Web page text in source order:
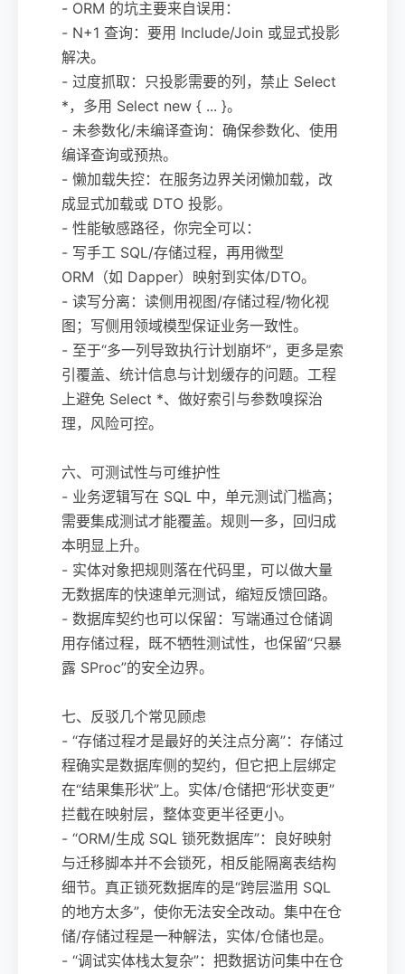
- ORM 的坑主要来自误用：
- N+1 查询：要用 Include/Join 或显式投影
解决。
- 过度抓取：只投影需要的列，禁止 Select
*，多用 Select new { ... }。
- 未参数化/未编译查询：确保参数化、使用
编译查询或预热。
- 懒加载失控：在服务边界关闭懒加载，改
成显式加载或 DTO 投影。
- 性能敏感路径，你完全可以：
- 写手工 SQL/存储过程，再用微型
ORM（如 Dapper）映射到实体/DTO。
- 读写分离：读侧用视图/存储过程/物化视
图；写侧用领域模型保证业务一致性。
- 至于“多一列导致执行计划崩坏”，更多是索
引覆盖、统计信息与计划缓存的问题。工程
上避免 Select *、做好索引与参数嗅探治
理，风险可控。
六、可测试性与可维护性
- 业务逻辑写在 SQL 中，单元测试门槛高；
需要集成测试才能覆盖。规则一多，回归成
本明显上升。
- 实体对象把规则落在代码里，可以做大量
无数据库的快速单元测试，缩短反馈回路。
- 数据库契约也可以保留：写端通过仓储调
用存储过程，既不牺牲测试性，也保留“只暴
露 SProc”的安全边界。
七、反驳几个常见顾虑
- “存储过程才是最好的关注点分离”：存储过
程确实是数据库侧的契约，但它把上层绑定
在“结果集形状”上。实体/仓储把“形状变更”
拦截在映射层，整体变更半径更小。
- “ORM/生成 SQL 锁死数据库”：良好映射
与迁移脚本并不会锁死，相反能隔离表结构
细节。真正锁死数据库的是“跨层滥用 SQL
的地方太多”，使你无法安全改动。集中在仓
储/存储过程是一种解法，实体/仓储也是。
- “调试实体栈太复杂”：把数据访问集中在仓